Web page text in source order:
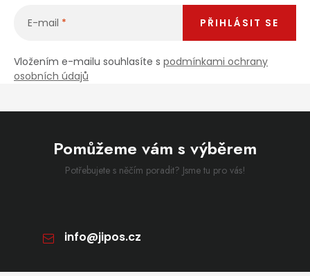
E-mail
Vložením e-mailu souhlasíte s podmínkami ochrany
osobních údajů
PŘIHLÁSIT SE
Pomůžeme vám s výběrem
Potřebujete s něčím poradit? Jsme tu pro vás!
info@jipos.cz